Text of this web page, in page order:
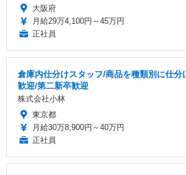
大阪府
月給29万4,100円～45万円
正社員
倉庫内仕分けスタッフ/商品を種類別に仕分
歓迎/第二新卒歓迎
株式会社小林
東京都
月給30万8,900円～40万円
正社員